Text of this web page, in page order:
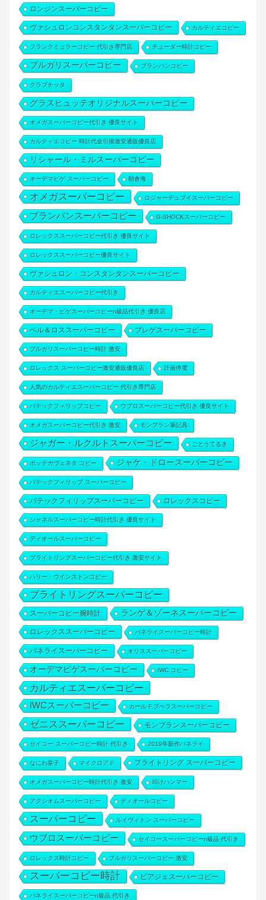
ロンジンスーパーコピー
ヴァシュロンコンスタンタンスーパーコピー カルティエコピー
フランクミュラーコピー 代引き専門店 チューダー時計コピー
ブルガリスーパーコピー ブランパンコピー
クラブチッタ
グラスヒュッテオリジナルスーパーコピー
オメガスーパーコピー代引き 優良サイト
カルティエコピー 時計代金引換激安通販優良店
リシャール・ミルスーパーコピー
オーデマピゲ スーパーコピー 朝倉海
オメガスーパーコピー ロジャーデュブイスーパーコピー
ブランパンスーパーコピー G-SHOCKスーパーコピー
ロレックススーパーコピー代引き 優良サイト
ロレックススーパーコピー優良サイト
ヴァシュロン・コンスタンタンスーパーコピー
カルティエスーパーコピー代引き
オーデマ・ピゲスーパーコピーn級品代引き 優良店
ベル＆ロススーパーコピー ブレゲスーパーコピー
ブルガリスーパーコピー時計 激安
ロレックス スーパーコピー激安通販優良店 計画停電
人気のカルティエスーパーコピー 代引き専門店
パテックフィリップコピー ウブロスーパーコピー代引き 優良サイト
オメガスーパーコピー代引き 激安 モンブラン筆記具
ジャガー・ルクルトスーパーコピー ごとうてるき
ボッテガヴェネタ コピー ジャケ・ドロースーパーコピー
パテックフィリップ スーパーコピー
パテックフィリップスーパーコピー ロレックスコピー
シャネルスーパーコピー時計代引き 優良サイト
ディオールスーパーコピー
ブライトリングスーパーコピー代引き 激安サイト
ハリー・ウインストンコピー
ブライトリングスーパーコピー
スーパーコピー腕時計 ランゲ＆ゾーネスーパーコピー
ロレックススーパーコピー パネライスーパーコピー時計
パネライスーパーコピー オリススーパーコピー
オーデマピゲスーパーコピー IWC コピー
カルティエスーパーコピー
IWCスーパーコピー カール F.ブヘラスーパーコピー
ゼニススーパーコピー モンブランスーパーコピー
セイコー スーパーコピー時計 代引き 2019年新作パネライ
なにわ皇子 マイクロアド ブライトリング スーパーコピー
オメガスーパーコピー時計代引き 激安 叩けハンマー
アクシオムスーパーコピー ディオールコピー
スーパーコピー ルイヴィトン スーパーコピー
ウブロスーパーコピー セイコースーパーコピーn級品 代引き
ロレックス時計コピー ブルガリスーパーコピー 激安
スーパーコピー時計 ピアジェスーパーコピー
パネライスーパーコピーn級品 代引き